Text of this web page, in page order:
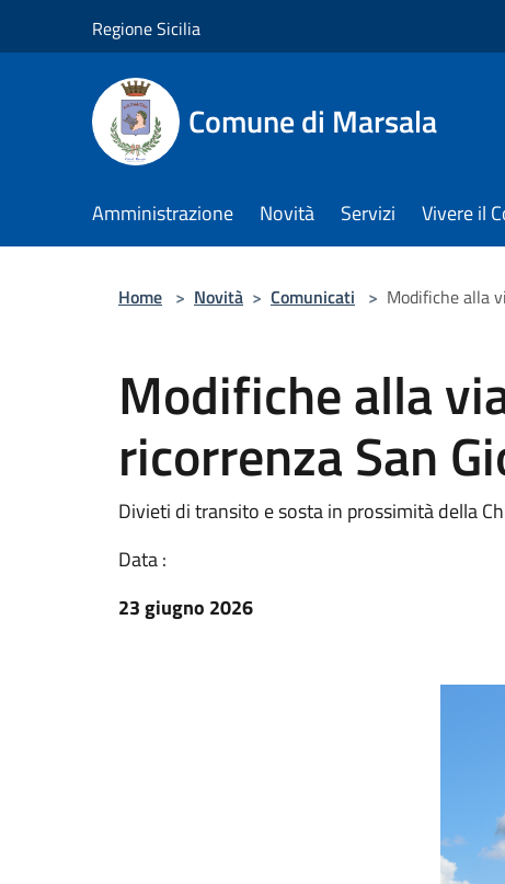
Regione Sicilia
Comune di Marsala
Amministrazione Novità Servizi Vivere il
Home > Novità > Comunicati > Modifiche alla
Modifiche alla
ricorrenza San
Divieti di transito e sosta in prossimità della
Data :
23 giugno 2026